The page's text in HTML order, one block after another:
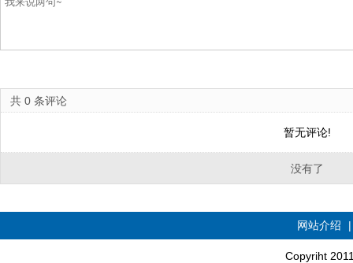
共 0 条评论
暂无评论!
没有了
网站介绍
Copyriht